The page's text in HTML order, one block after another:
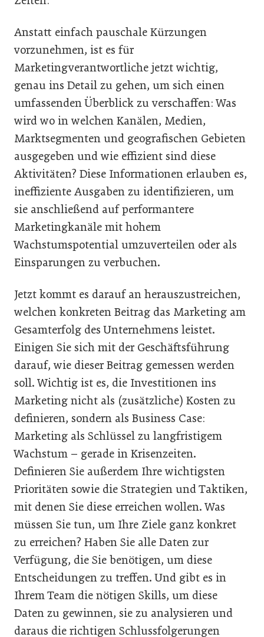
Anstatt einfach pauschale Kürzungen
vorzunehmen, ist es für
Marketingverantwortliche jetzt wichtig,
genau ins Detail zu gehen, um sich einen
umfassenden Überblick zu verschaffen: Was
wird wo in welchen Kanälen, Medien,
Marktsegmenten und geografischen Gebieten
ausgegeben und wie effizient sind diese
Aktivitäten? Diese Informationen erlauben es,
ineffiziente Ausgaben zu identifizieren, um
sie anschließend auf performantere
Marketingkanäle mit hohem
Wachstumspotential umzuverteilen oder als
Einsparungen zu verbuchen.
Jetzt kommt es darauf an herauszustreichen,
welchen konkreten Beitrag das Marketing am
Gesamterfolg des Unternehmens leistet.
Einigen Sie sich mit der Geschäftsführung
darauf, wie dieser Beitrag gemessen werden
soll. Wichtig ist es, die Investitionen ins
Marketing nicht als (zusätzliche) Kosten zu
definieren, sondern als Business Case:
Marketing als Schlüssel zu langfristigem
Wachstum – gerade in Krisenzeiten.
Definieren Sie außerdem Ihre wichtigsten
Prioritäten sowie die Strategien und Taktiken,
mit denen Sie diese erreichen wollen. Was
müssen Sie tun, um Ihre Ziele ganz konkret
zu erreichen? Haben Sie alle Daten zur
Verfügung, die Sie benötigen, um diese
Entscheidungen zu treffen. Und gibt es in
Ihrem Team die nötigen Skills, um diese
Daten zu gewinnen, sie zu analysieren und
daraus die richtigen Schlussfolgerungen